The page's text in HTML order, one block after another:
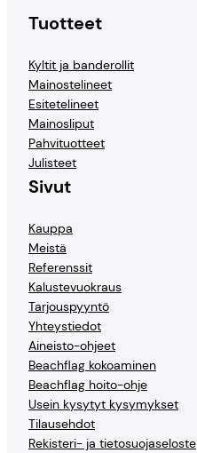
Tuotteet
Kyltit ja banderollit
Mainostelineet
Esitetelineet
Mainosliput
Pahvituotteet
Julisteet
Sivut
Kauppa
Meistä
Referenssit
Kalustevuokraus
Tarjouspyyntö
Yhteystiedot
Aineisto-ohjeet
Beachflag kokoaminen
Beachflag hoito-ohje
Usein kysytyt kysymykset
Tilausehdot
Rekisteri- ja tietosuojaseloste